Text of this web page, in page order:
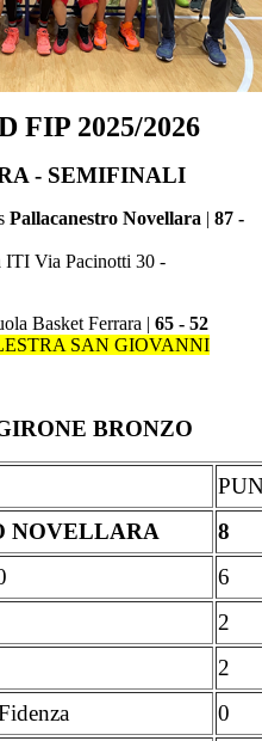
FIP 2025/2026
- SEMIFINALI
Pallacanestro Novellara | 87 -
ITI Via Pacinotti 30 -
Basket Ferrara | 65 - 52
SAN GIOVANNI
BRONZO
NOVELLARA
8
6
2
2
0